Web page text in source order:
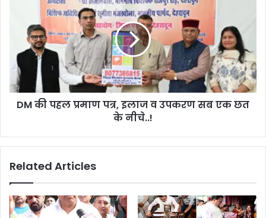
DM की पहल प्रमाण पत्र, इलाज व उपकरण सब एक छत
के नीचे..!
Related Articles